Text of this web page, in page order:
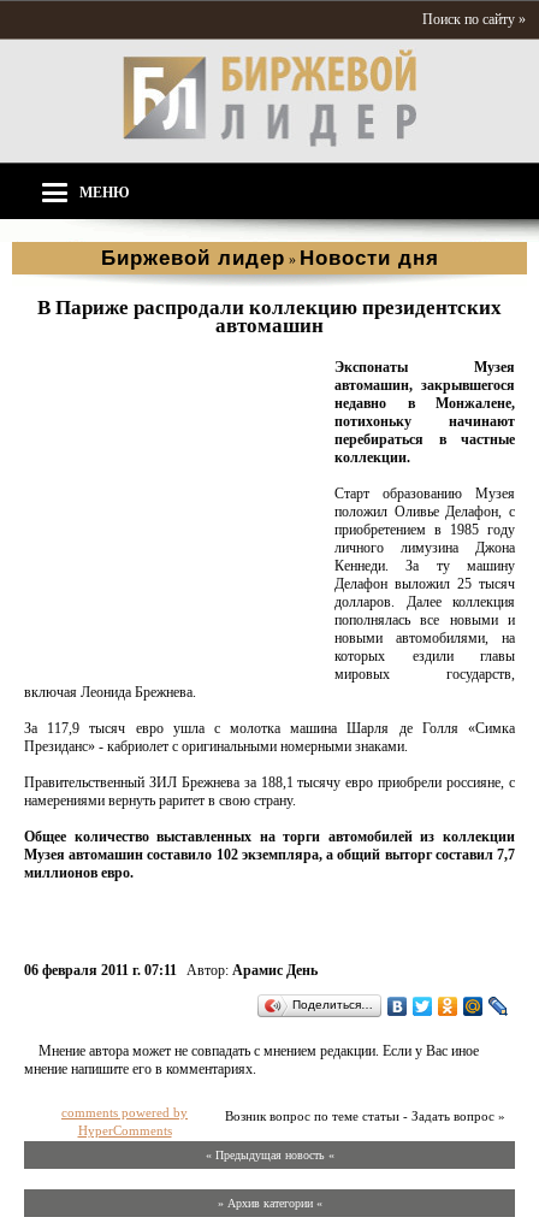
Поиск по сайту »
МЕНЮ
Биржевой лидер » Новости дня
В Париже распродали коллекцию президентских
автомашин
Экспонаты Музея
автомашин, закрывшегося
недавно в Монжалене,
потихоньку начинают
перебираться в частные
коллекции.
Старт образованию Музея
положил Оливье Делафон, с
приобретением в 1985 году
личного лимузина Джона
Кеннеди. За ту машину
Делафон выложил 25 тысяч
долларов. Далее коллекция
пополнялась все новыми и
новыми автомобилями, на
которых ездили главы
мировых государств,
включая Леонида Брежнева.
За 117,9 тысяч евро ушла с молотка машина Шарля де Голля «Симка
Президанс» - кабриолет с оригинальными номерными знаками.
Правительственный ЗИЛ Брежнева за 188,1 тысячу евро приобрели россияне, с
намерениями вернуть раритет в свою страну.
Общее количество выставленных на торги автомобилей из коллекции
Музея автомашин составило 102 экземпляра, а общий выторг составил 7,7
миллионов евро.
06 февраля 2011 г. 07:11 Автор: Арамис День
Поделиться…
Мнение автора может не совпадать с мнением редакции. Если у Вас иное
мнение напишите его в комментариях.
Возник вопрос по теме статьи - Задать вопрос »
comments powered by
HyperComments
« Предыдущая новость «
» Архив категории «